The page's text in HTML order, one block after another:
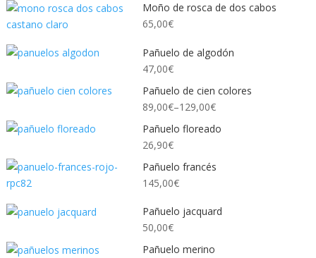
Moño de rosca de dos cabos
65,00€
Pañuelo de algodón
47,00€
Pañuelo de cien colores
89,00€–129,00€
Pañuelo floreado
26,90€
Pañuelo francés
145,00€
Pañuelo jacquard
50,00€
Pañuelo merino